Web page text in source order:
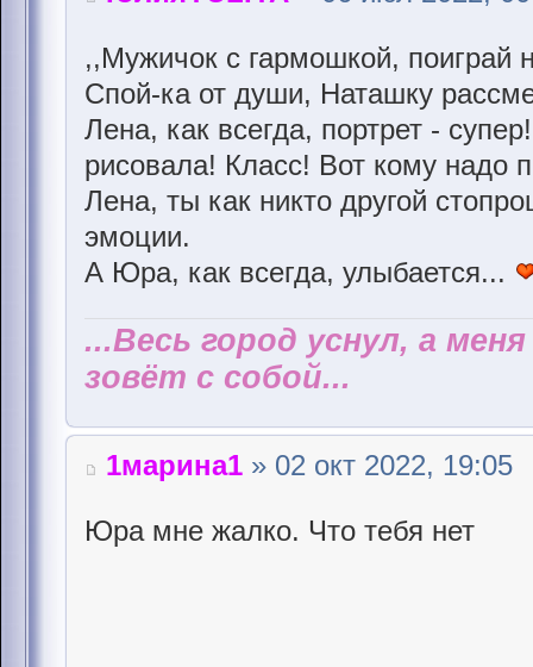
,,Мужичок с гармошкой, поиграй
Спой-ка от души, Наташку
Лена, как всегда, портрет -
рисовала! Класс! Вот кому надо
Лена, ты как никто другой
эмоции.
А Юра, как всегда, улыбается...
...Весь город уснул, а
зовёт с собой...
1марина1 » 02 окт 2022, 19:05
Юра мне жалко. Что тебя нет